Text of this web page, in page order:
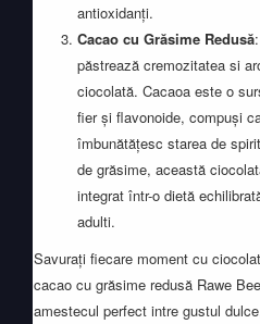
antioxidanți.
Cacao cu Grăsime Redusă
păstrează cremozitatea si
ciocolată. Cacaoa este o
fier și flavonoide, compuși
îmbunătățesc starea de
de grăsime, această
integrat într-o dietă
adulti.
Savurați fiecare moment cu
cacao cu grăsime redusă Rawe
amestecul perfect intre gustul